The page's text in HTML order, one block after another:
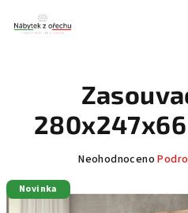
obsah
Průměrné
produktu
Neohodnoceno
Novinka